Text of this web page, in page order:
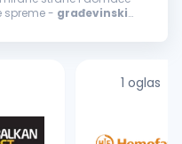
spreme - građevinski
1 oglas